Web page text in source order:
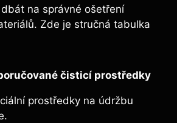
na správné ošetření
Zde je stručná tabulka
čisticí prostředky
prostředky na údržbu